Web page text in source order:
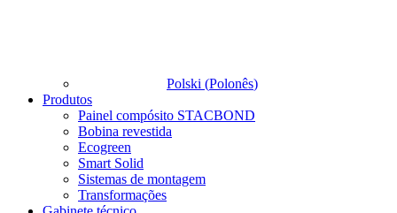
Polski (Polonês)
Produtos
Painel compósito STACBOND
Bobina revestida
Ecogreen
Smart Solid
Sistemas de montagem
Transformações